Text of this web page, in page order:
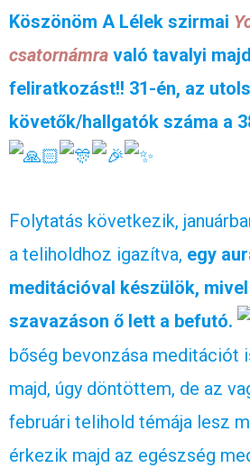
Köszönöm A Lélek szirmai
csatornámra való tavalyi
feliratkozást!! 31-én, az
követők/hallgatók száma a
Folytatás következik,
a teliholdhoz igazítva, egy
meditációval készülök,
szavazáson ő lett a befutó.
bőség bevonzása meditációt
majd, úgy döntöttem, de az
februári telihold témája lesz
érkezik majd az egészség